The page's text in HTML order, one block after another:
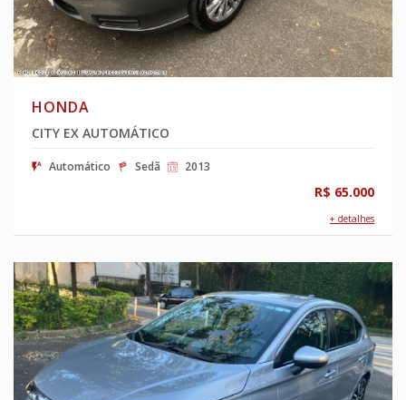
HONDA
CITY EX AUTOMÁTICO
Automático Sedã 2013
R$ 65.000
+ detalhes